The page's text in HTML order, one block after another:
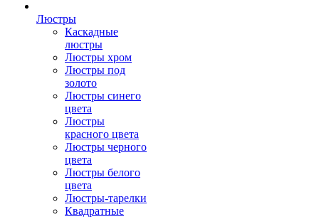
Люстры
Каскадные
люстры
Люстры хром
Люстры под
золото
Люстры синего
цвета
Люстры
красного цвета
Люстры черного
цвета
Люстры белого
цвета
Люстры-тарелки
Квадратные